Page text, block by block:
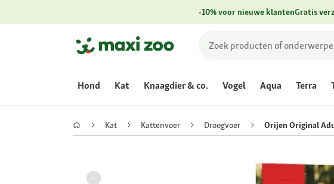
-10% voor nieuwe klantenGratis
Hond Kat Knaagdier & co. Vogel Aqua Terra
Kat Kattenvoer Droogvoer Orijen Original